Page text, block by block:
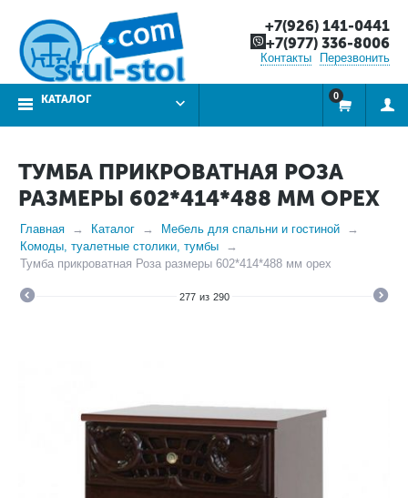
+7(926) 141-0441
+7(977) 336-8006
Контакты Перезвонить
КАТАЛОГ 0
ТУМБА ПРИКРОВАТНАЯ РОЗА
РАЗМЕРЫ 602*414*488 ММ ОРЕХ
Главная Каталог
Мебель для спальни и гостиной
Комоды, туалетные столики, тумбы
Тумба прикроватная Роза размеры 602*414*488 мм орех
277 из 290